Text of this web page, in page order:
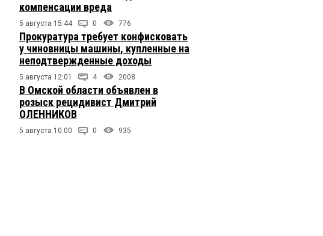
компенсации вреда
5 августа 15:44 0 776
Прокуратура требует конфисковать
у чиновницы машины, купленные на
неподтвержденные доходы
5 августа 12:01 4 2008
В Омской области объявлен в
розыск рецидивист Дмитрий
ОЛЕННИКОВ
5 августа 10:00 0 935